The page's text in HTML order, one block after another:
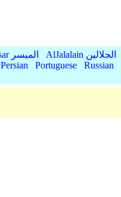
AlMuyassar الميسر AlJalalain الجلالين
Persian Portuguese Russian